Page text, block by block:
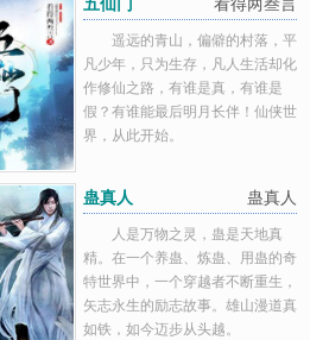
看得两叁言
五仙门
遥远的青山，偏僻的村落，平
凡少年，只为生存，凡人生活却化
作修仙之路，有谁是真，有谁是
假？有谁能最后明月长伴！仙侠世
界，从此开始。
蛊真人
蛊真人
人是万物之灵，蛊是天地真
精。在一个养蛊、炼蛊、用蛊的奇
特世界中，一个穿越者不断重生，
矢志永生的励志故事。雄山漫道真
如铁，如今迈步从头越。